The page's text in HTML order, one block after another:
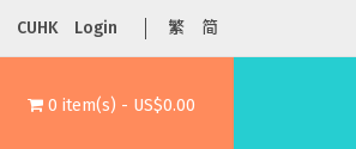
CUHK Login 繁 简
0 item(s) - US$0.00